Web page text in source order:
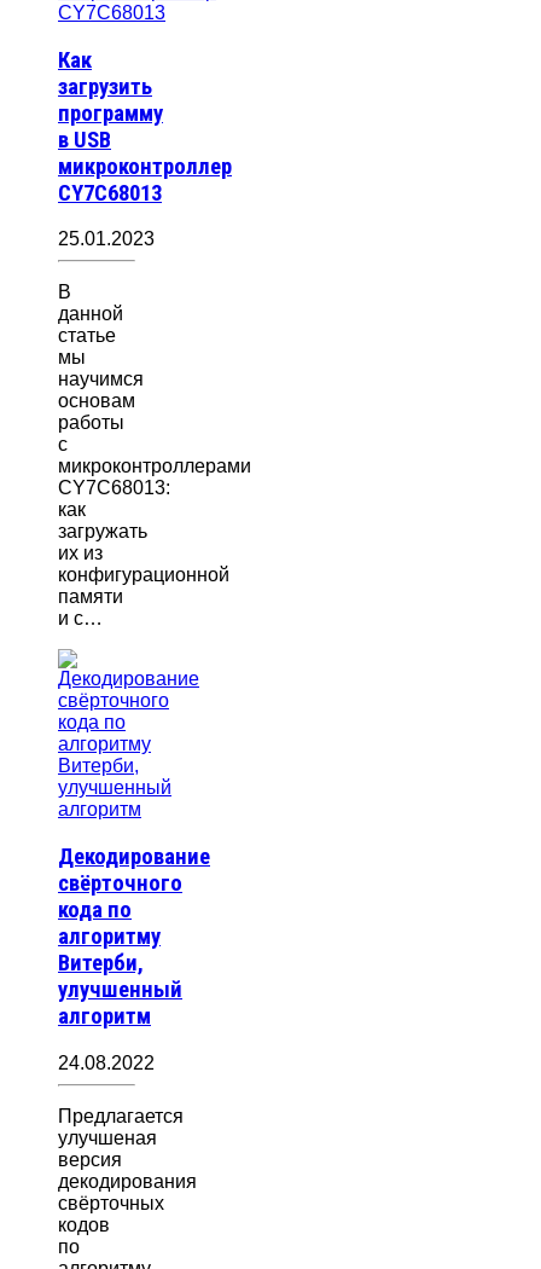
Как
загрузить
программу
в USB
микроконтроллер
CY7C68013
25.01.2023
В
данной
статье
мы
научимся
основам
работы
с
микроконтроллерами
CY7C68013:
как
загружать
их из
конфигурационной
памяти
и с…
Декодирование
свёрточного
кода по
алгоритму
Витерби,
улучшенный
алгоритм
24.08.2022
Предлагается
улучшеная
версия
декодирования
свёрточных
кодов
по